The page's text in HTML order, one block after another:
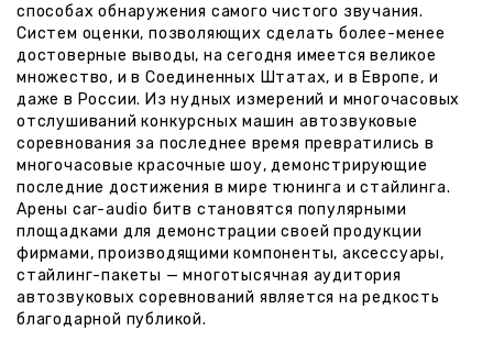
Производители
Контакты
способах обнаружения самого чистого звучания.
Систем оценки, позволяющих сделать более-менее
достоверные выводы, на сегодня имеется великое
множество, и в Соединенных Штатах, и в Европе, и
даже в России. Из нудных измерений и многочасовых
отслушиваний конкурсных машин автозвуковые
соревнования за последнее время превратились в
многочасовые красочные шоу, демонстрирующие
последние достижения в мире тюнинга и стайлинга.
Арены car-audio битв становятся популярными
площадками для демонстрации своей продукции
фирмами, производящими компоненты, аксессуары,
стайлинг-пакеты — многотысячная аудитория
автозвуковых соревнований является на редкость
благодарной публикой.